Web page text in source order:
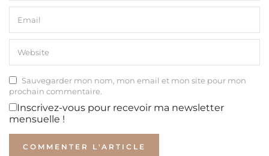
Sauvegarder mon nom, mon email et mon site pour mon
prochain commentaire.
Inscrivez-vous pour recevoir ma newsletter
mensuelle !